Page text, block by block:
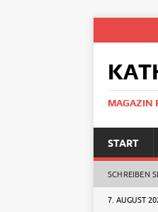
MAGAZIN
START
SCHREIBEN
7. AUGUST